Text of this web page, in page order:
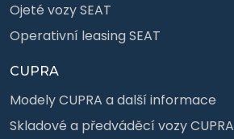
Ojeté vozy SEAT
Operativní leasing SEAT
CUPRA
Modely CUPRA a další informace
Skladové a předváděcí vozy CUPRA